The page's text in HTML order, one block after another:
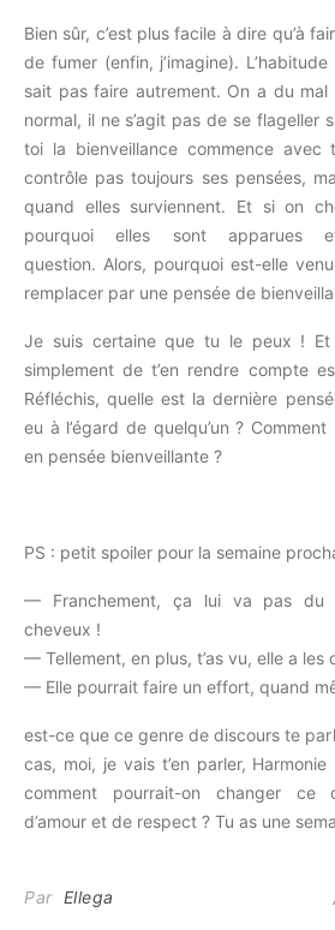
Bien sûr, c’est plus facile à dire qu’à
de fumer (enfin, j’imagine).
sait pas faire autrement. On a du mal
normal, il ne s’agit pas de se flageller
toi la bienveillance commence avec
contrôle pas toujours ses pensées,
quand elles surviennent. Et si on
pourquoi elles sont apparues
question. Alors, pourquoi est-elle
remplacer par une pensée de
Je suis certaine que tu le peux !
simplement de t’en rendre compte
Réfléchis, quelle est la dernière
eu à l’égard de quelqu’un ?
en pensée bienveillante ?
PS : petit spoiler pour la semaine
— Franchement, ça lui va pas du
cheveux !
— Tellement, en plus, t’as vu, elle a les
— Elle pourrait faire un effort, quand
est-ce que ce genre de discours te
cas, moi, je vais t’en parler,
comment pourrait-on changer ce
d’amour et de respect ? Tu as une
Par Ellega